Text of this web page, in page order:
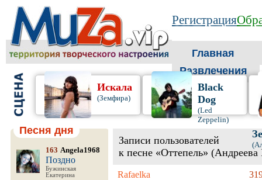
Регистрация
Главная
Развлечения
Искала
(Земфира)
Black
Dog
(Led
Zeppelin)
Песня дня
163 Angela1968
Поздно
Бужинская
Екатерина
Записи пользователей
к песне «Оттепель» (Андреева
Rafaelka